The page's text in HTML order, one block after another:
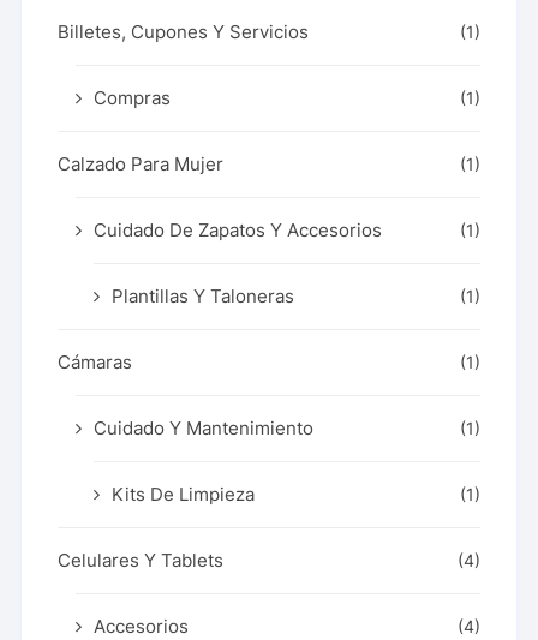
Billetes, Cupones Y Servicios (1)
Compras (1)
Calzado Para Mujer (1)
Cuidado De Zapatos Y Accesorios (1)
Plantillas Y Taloneras (1)
Cámaras (1)
Cuidado Y Mantenimiento (1)
Kits De Limpieza (1)
Celulares Y Tablets (4)
Accesorios (4)